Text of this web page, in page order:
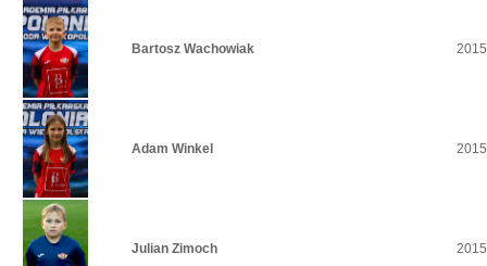
Bartosz Wachowiak 2015
Adam Winkel 2015
Julian Zimoch 2015